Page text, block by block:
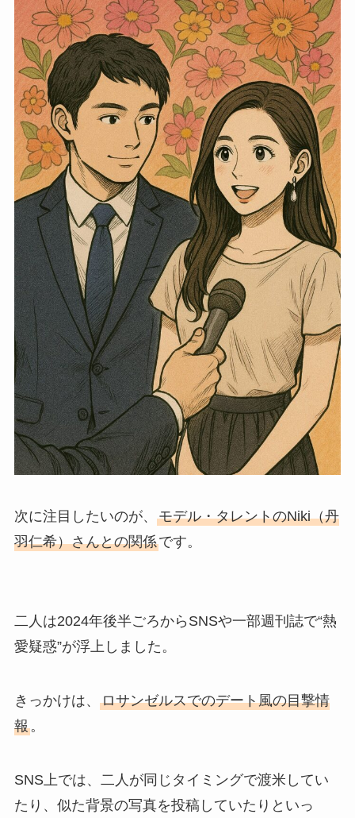
次に注目したいのが、 モデル・タレントのNiki（丹
羽仁希）さんとの関係です。
二人は2024年後半ごろからSNSや一部週刊誌で“熱
愛疑惑”が浮上しました。
きっかけは、 ロサンゼルスでのデート風の目撃情
報。
SNS上では、二人が同じタイミングで渡米してい
たり、似た背景の写真を投稿していたりといっ